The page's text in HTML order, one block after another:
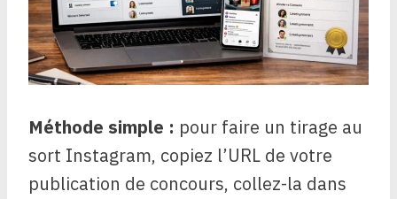
Méthode simple : pour faire un tirage au
sort Instagram, copiez l’URL de votre
publication de concours, collez-la dans